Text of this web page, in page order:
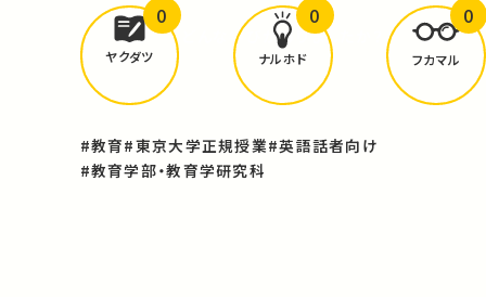
どんな学びがありましたか？
ヤクダツ
0
ナルホド
0
フカマル
0
#教育#東京大学正規授業#英語話者向け
#教育学部・教育学研究科